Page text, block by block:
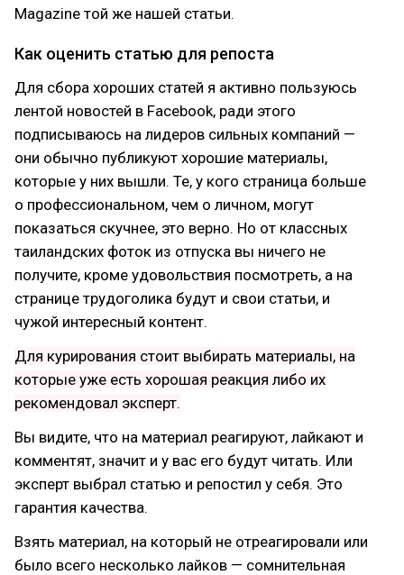
Magazine той же нашей статьи.
Как оценить статью для репоста
Для сбора хороших статей я активно пользуюсь
лентой новостей в Facebook, ради этого
подписываюсь на лидеров сильных компаний —
они обычно публикуют хорошие материалы,
которые у них вышли. Те, у кого страница больше
о профессиональном, чем о личном, могут
показаться скучнее, это верно. Но от классных
таиландских фоток из отпуска вы ничего не
получите, кроме удовольствия посмотреть, а на
странице трудоголика будут и свои статьи, и
чужой интересный контент.
Для курирования стоит выбирать материалы, на
которые уже есть хорошая реакция либо их
рекомендовал эксперт.
Вы видите, что на материал реагируют, лайкают и
комментят, значит и у вас его будут читать. Или
эксперт выбрал статью и репостил у себя. Это
гарантия качества.
Взять материал, на который не отреагировали или
было всего несколько лайков — сомнительная